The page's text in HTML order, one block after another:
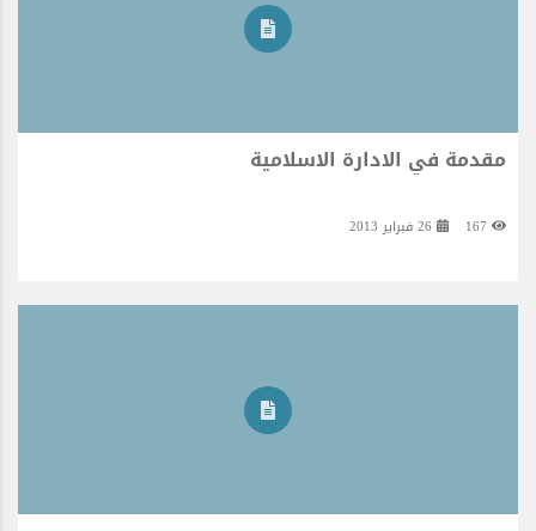
مقدمة في الادارة الاسلامية